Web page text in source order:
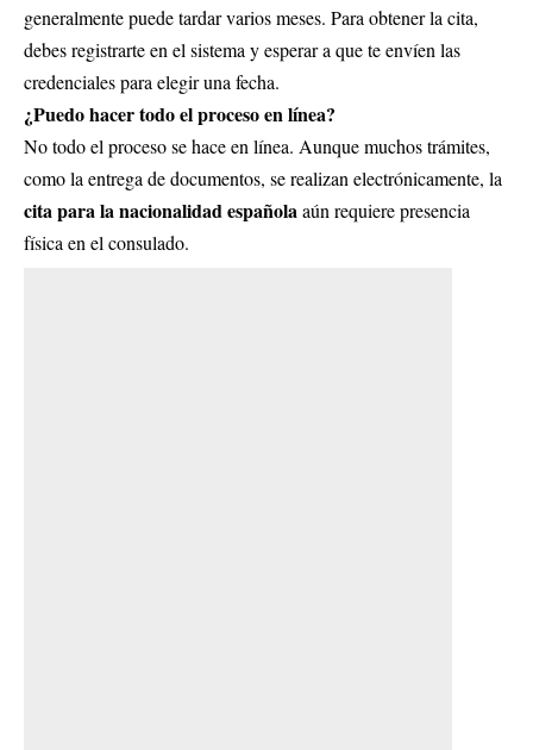
generalmente puede tardar varios meses. Para obtener la cita,
debes registrarte en el sistema y esperar a que te envíen las
credenciales para elegir una fecha.
¿Puedo hacer todo el proceso en línea?
No todo el proceso se hace en línea. Aunque muchos trámites,
como la entrega de documentos, se realizan electrónicamente, la
cita para la nacionalidad española aún requiere presencia
física en el consulado.